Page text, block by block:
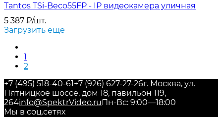
Tantos TSi-Beco55FP - IP видеокамера уличная
5 387 ₽/шт.
Загрузить еще
1
2
+7 (495) 518-40-61+7 (926) 627-27-26г. Москва, ул.
Пятницкое шоссе, дом 18, павильон 119,
264info@SpektrVideo.ruПн-Вс: 9:00—18:00
Мы в соц.сетях